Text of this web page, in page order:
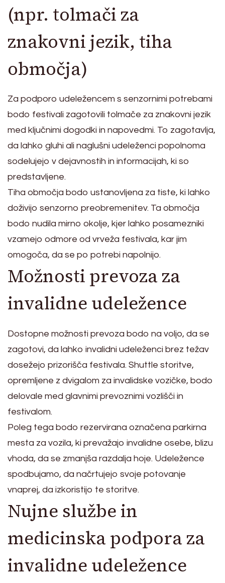
(npr. tolmači za
znakovni jezik, tiha
območja)
Za podporo udeležencem s senzornimi potrebami
bodo festivali zagotovili tolmače za znakovni jezik
med ključnimi dogodki in napovedmi. To zagotavlja,
da lahko gluhi ali naglušni udeleženci popolnoma
sodelujejo v dejavnostih in informacijah, ki so
predstavljene.
Tiha območja bodo ustanovljena za tiste, ki lahko
doživijo senzorno preobremenitev. Ta območja
bodo nudila mirno okolje, kjer lahko posamezniki
vzamejo odmore od vrveža festivala, kar jim
omogoča, da se po potrebi napolnijo.
Možnosti prevoza za
invalidne udeležence
Dostopne možnosti prevoza bodo na voljo, da se
zagotovi, da lahko invalidni udeleženci brez težav
dosežejo prizorišča festivala. Shuttle storitve,
opremljene z dvigalom za invalidske vozičke, bodo
delovale med glavnimi prevoznimi vozlišči in
festivalom.
Poleg tega bodo rezervirana označena parkirna
mesta za vozila, ki prevažajo invalidne osebe, blizu
vhoda, da se zmanjša razdalja hoje. Udeležence
spodbujamo, da načrtujejo svoje potovanje
vnaprej, da izkoristijo te storitve.
Nujne službe in
medicinska podpora za
invalidne udeležence